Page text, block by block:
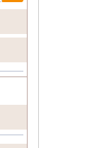
検索